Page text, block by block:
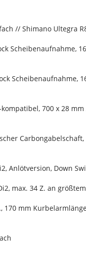
// Shimano Ultegra
Scheibenaufnahme,
Scheibenaufnahme,
700 x 28
Anlötversion, Down
max. 34 Z. an
170 mm